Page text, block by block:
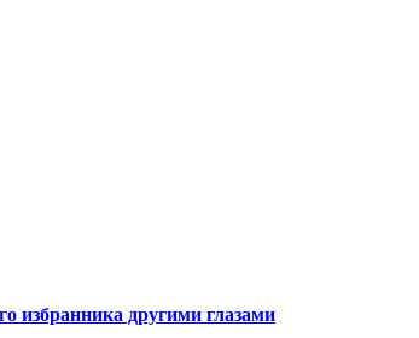
избранника другими глазами